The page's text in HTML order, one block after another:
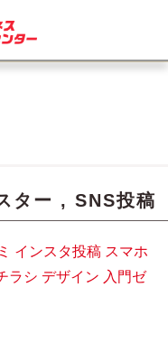
ター , SNS投稿
インスタ投稿 スマホ
ラシ デザイン 入門ゼ